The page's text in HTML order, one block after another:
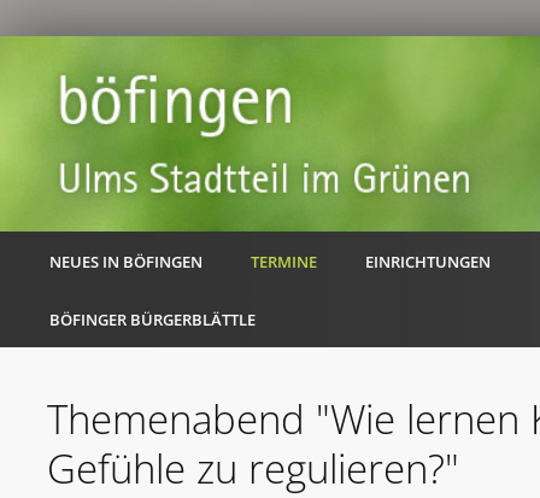
NEUES IN BÖFINGEN TERMINE EINRICHTUNGEN
BÖFINGER BÜRGERBLÄTTLE
Themenabend "Wie lernen
Gefühle zu regulieren?"